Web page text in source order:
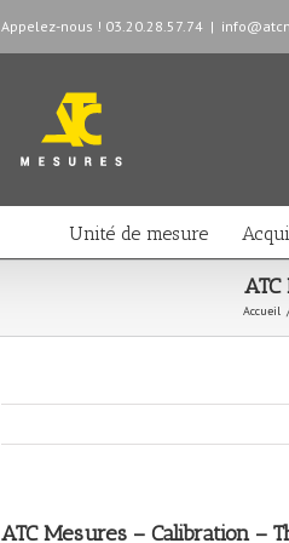
Appelez-nous ! 03.20.28.57.74 |
Unité de mesure
Accueil
ATC Mesures – Calibration –